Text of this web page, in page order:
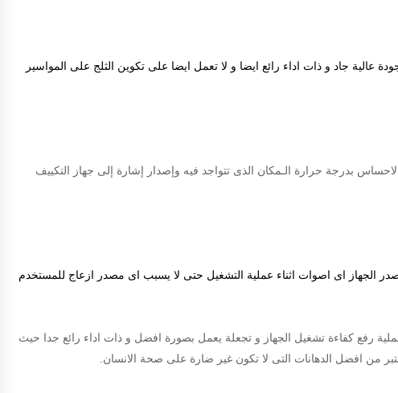
عالية جاد و ذات اداء رائع ايضا و لا تعمل ايضا على تكوين الثلج على المواسير
بدرجة حرارة الـمكان الذى تتواجد فيه وإصدار إشارة إلى جهاز التكييف
الجهاز اى اصوات اثناء عملية التشغيل حتى لا يسبب اى مصدر ازعاج للمستخدم
على عملية رفع كفاءة تشغيل الجهاز و تجعلة يعمل بصورة افضل و ذات اداء رائع جدا حيث
من افضل الدهانات التى لا تكون غير ضارة على صحة الانسان.